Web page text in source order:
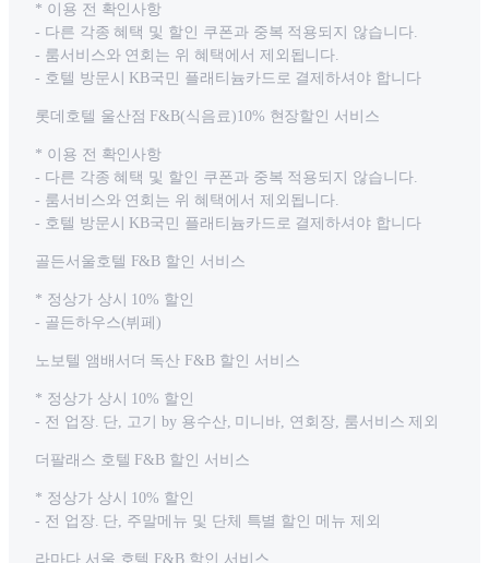
* 이용 전 확인사항
- 다른 각종 혜택 및 할인 쿠폰과 중복 적용되지 않습니다.
- 룸서비스와 연회는 위 혜택에서 제외됩니다.
- 호텔 방문시 KB국민 플래티늄카드로 결제하셔야 합니다
롯데호텔 울산점 F&B(식음료)10% 현장할인 서비스
* 이용 전 확인사항
- 다른 각종 혜택 및 할인 쿠폰과 중복 적용되지 않습니다.
- 룸서비스와 연회는 위 혜택에서 제외됩니다.
- 호텔 방문시 KB국민 플래티늄카드로 결제하셔야 합니다
골든서울호텔 F&B 할인 서비스
* 정상가 상시 10% 할인
- 골든하우스(뷔페)
노보텔 앰배서더 독산 F&B 할인 서비스
* 정상가 상시 10% 할인
- 전 업장. 단, 고기 by 용수산, 미니바, 연회장, 룸서비스 제외
더팔래스 호텔 F&B 할인 서비스
* 정상가 상시 10% 할인
- 전 업장. 단, 주말메뉴 및 단체 특별 할인 메뉴 제외
라마다 서울 호텔 F&B 할인 서비스